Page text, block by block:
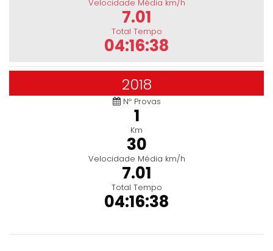
Velocidade Média km/h
7.01
Total Tempo
04:16:38
2018
Nº Provas
1
Km
30
Velocidade Média km/h
7.01
Total Tempo
04:16:38